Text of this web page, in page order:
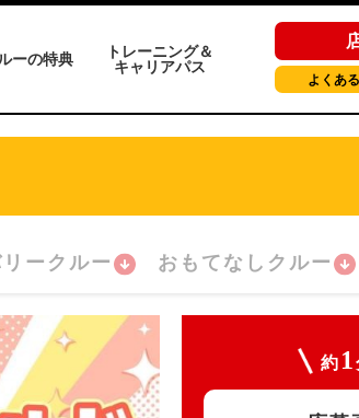
ーの特典
トレーニング＆
キャリアパス
よくあ
ークルー おもてなしクルー
約 1